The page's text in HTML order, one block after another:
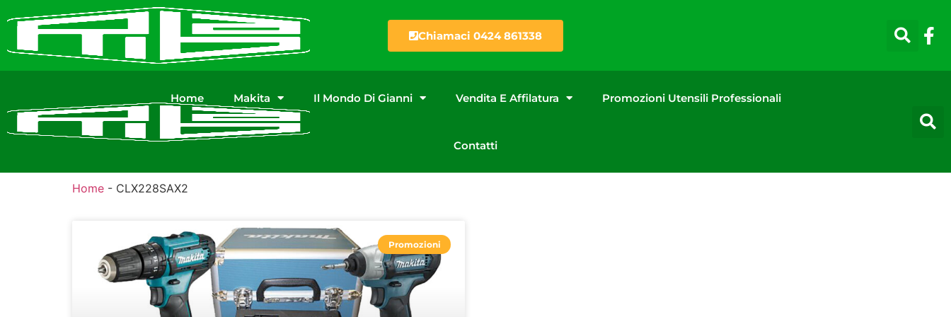
Chiamaci 0424 861338
Home Makita Il Mondo Di Gianni Vendita E Affilatura Promozioni Utensili Professionali
Contatti
Home - CLX228SAX2
Promozioni